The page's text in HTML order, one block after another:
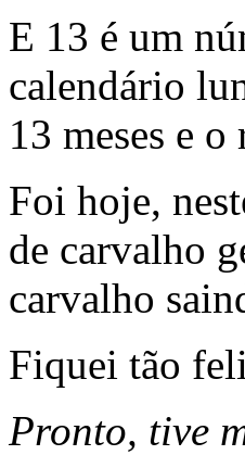
E 13 é um
calendário
13 meses e
Foi hoje,
de carvalho
carvalho
Fiquei tão
Pronto, tive